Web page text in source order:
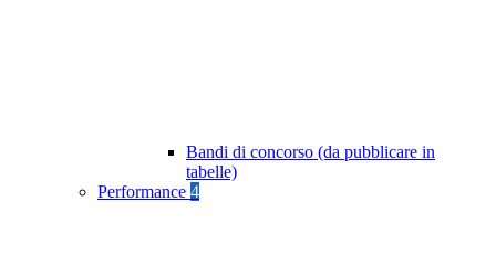
Bandi di concorso (da pubblicare in
tabelle)
Performance 4